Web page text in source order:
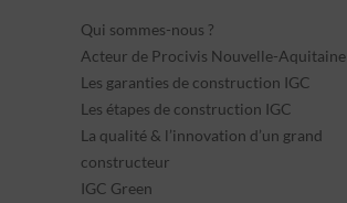
Qui sommes-nous ?
Acteur de Procivis Nouvelle-Aquitaine
Les garanties de construction IGC
Les étapes de construction IGC
La qualité & l’innovation d’un grand
constructeur
IGC Green